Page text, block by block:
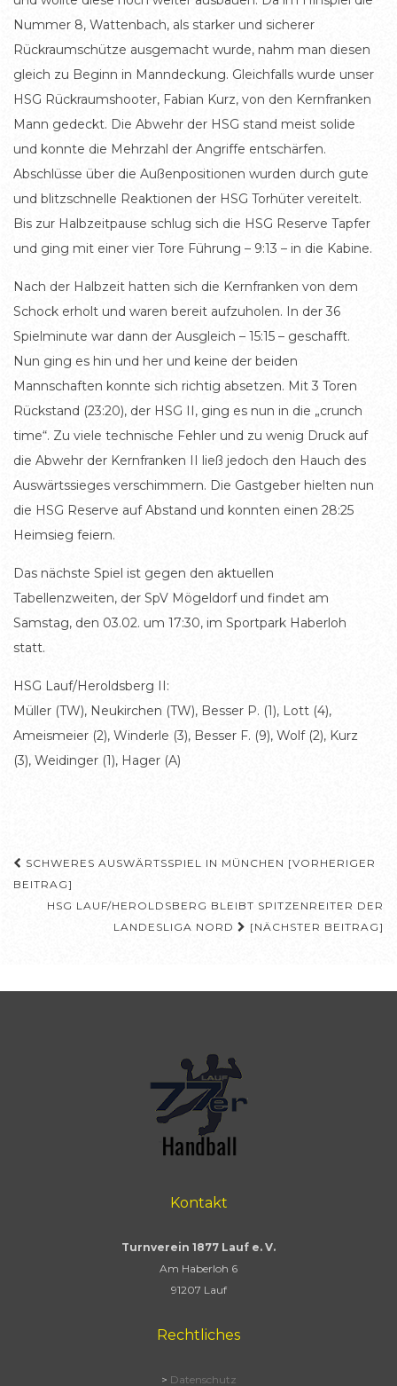
Nummer 8, Wattenbach, als starker und sicherer
Rückraumschütze ausgemacht wurde, nahm man diesen
gleich zu Beginn in Manndeckung. Gleichfalls wurde unser
HSG Rückraumshooter, Fabian Kurz, von den Kernfranken
Mann gedeckt. Die Abwehr der HSG stand meist solide
und konnte die Mehrzahl der Angriffe entschärfen.
Abschlüsse über die Außenpositionen wurden durch gute
und blitzschnelle Reaktionen der HSG Torhüter vereitelt.
Bis zur Halbzeitpause schlug sich die HSG Reserve Tapfer
und ging mit einer vier Tore Führung – 9:13 – in die Kabine.
Nach der Halbzeit hatten sich die Kernfranken von dem
Schock erholt und waren bereit aufzuholen. In der 36
Spielminute war dann der Ausgleich – 15:15 – geschafft.
Nun ging es hin und her und keine der beiden
Mannschaften konnte sich richtig absetzen. Mit 3 Toren
Rückstand (23:20), der HSG II, ging es nun in die „crunch
time“. Zu viele technische Fehler und zu wenig Druck auf
die Abwehr der Kernfranken II ließ jedoch den Hauch des
Auswärtssieges verschimmern. Die Gastgeber hielten nun
die HSG Reserve auf Abstand und konnten einen 28:25
Heimsieg feiern.
Das nächste Spiel ist gegen den aktuellen
Tabellenzweiten, der SpV Mögeldorf und findet am
Samstag, den 03.02. um 17:30, im Sportpark Haberloh
statt.
HSG Lauf/Heroldsberg II:
Müller (TW), Neukirchen (TW), Besser P. (1), Lott (4),
Ameismeier (2), Winderle (3), Besser F. (9), Wolf (2), Kurz
(3), Weidinger (1), Hager (A)
Beitragsnavigation
SCHWERES AUSWÄRTSSPIEL IN MÜNCHEN [VORHERIGER
BEITRAG]
HSG LAUF/HEROLDSBERG BLEIBT SPITZENREITER DER
LANDESLIGA NORD
[NÄCHSTER BEITRAG]
Kontakt
Turnverein 1877 Lauf e. V.
Am Haberloh 6
91207 Lauf
Rechtliches
> Datenschutz